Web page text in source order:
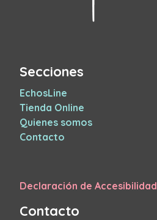
Secciones
EchosLine
Tienda Online
Quienes somos
Contacto
Declaración de Accesibilidad
Contacto